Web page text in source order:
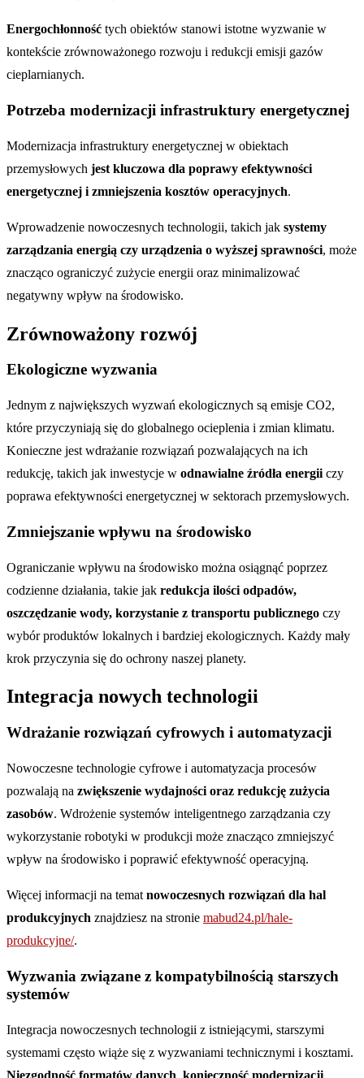
Energochłonność tych obiektów stanowi istotne wyzwanie w
kontekście zrównoważonego rozwoju i redukcji emisji gazów
cieplarnianych.
Potrzeba modernizacji infrastruktury energetycznej
Modernizacja infrastruktury energetycznej w obiektach
przemysłowych jest kluczowa dla poprawy efektywności
energetycznej i zmniejszenia kosztów operacyjnych.
Wprowadzenie nowoczesnych technologii, takich jak systemy
zarządzania energią czy urządzenia o wyższej sprawności, może
znacząco ograniczyć zużycie energii oraz minimalizować
negatywny wpływ na środowisko.
Zrównoważony rozwój
Ekologiczne wyzwania
Jednym z największych wyzwań ekologicznych są emisje CO2,
które przyczyniają się do globalnego ocieplenia i zmian klimatu.
Konieczne jest wdrażanie rozwiązań pozwalających na ich
redukcję, takich jak inwestycje w odnawialne źródła energii czy
poprawa efektywności energetycznej w sektorach przemysłowych.
Zmniejszanie wpływu na środowisko
Ograniczanie wpływu na środowisko można osiągnąć poprzez
codzienne działania, takie jak redukcja ilości odpadów,
oszczędzanie wody, korzystanie z transportu publicznego czy
wybór produktów lokalnych i bardziej ekologicznych. Każdy mały
krok przyczynia się do ochrony naszej planety.
Integracja nowych technologii
Wdrażanie rozwiązań cyfrowych i automatyzacji
Nowoczesne technologie cyfrowe i automatyzacja procesów
pozwalają na zwiększenie wydajności oraz redukcję zużycia
zasobów. Wdrożenie systemów inteligentnego zarządzania czy
wykorzystanie robotyki w produkcji może znacząco zmniejszyć
wpływ na środowisko i poprawić efektywność operacyjną.
Więcej informacji na temat nowoczesnych rozwiązań dla hal
produkcyjnych znajdziesz na stronie mabud24.pl/hale-
produkcyjne/.
Wyzwania związane z kompatybilnością starszych
systemów
Integracja nowoczesnych technologii z istniejącymi, starszymi
systemami często wiąże się z wyzwaniami technicznymi i kosztami.
Niezgodność formatów danych konieczność modernizacji